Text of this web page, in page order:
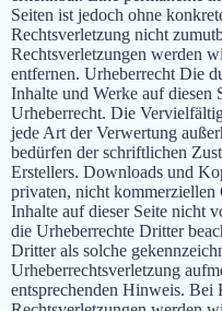
Seiten ist jedoch ohne
Rechtsverletzung nicht
Rechtsverletzungen werden
entfernen. Urheberrecht Die
Inhalte und Werke auf diesen
Urheberrecht. Die
jede Art der Verwertung
bedürfen der schriftlichen
Erstellers. Downloads und
privaten, nicht kommerziellen
Inhalte auf dieser Seite nicht
die Urheberrechte Dritter
Dritter als solche
Urheberrechtsverletzung
entsprechenden Hinweis. Bei